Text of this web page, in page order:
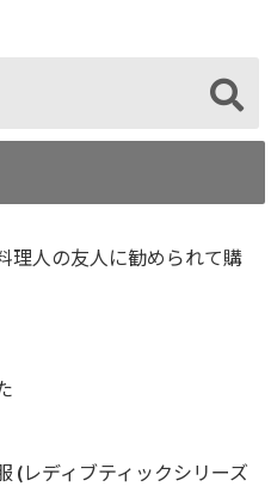
理人の友人に勧められて購
(レディブティックシリーズ